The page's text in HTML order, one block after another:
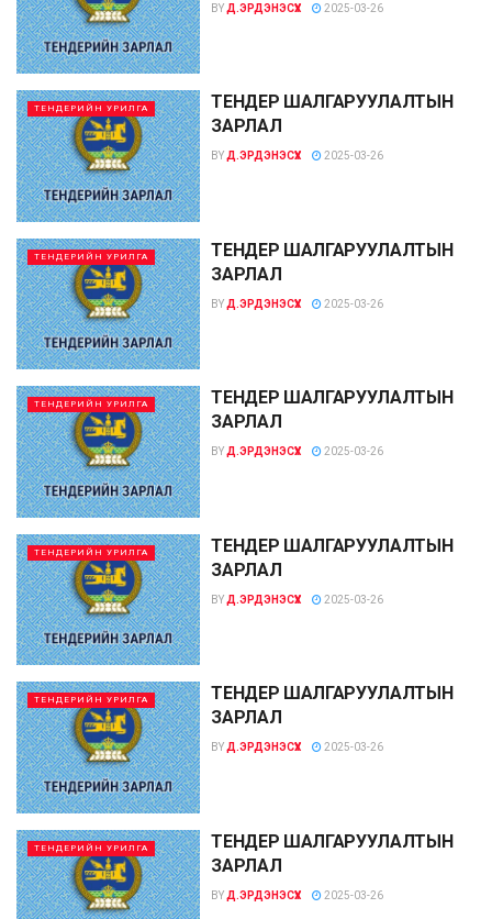
BY Д.ЭРДЭНЭСҮХ 2025-03-26
ТЕНДЕРИЙН УРИЛГА
ТЕНДЕР ШАЛГАРУУЛАЛТЫН
ЗАРЛАЛ
BY Д.ЭРДЭНЭСҮХ 2025-03-26
ТЕНДЕРИЙН УРИЛГА
ТЕНДЕР ШАЛГАРУУЛАЛТЫН
ЗАРЛАЛ
BY Д.ЭРДЭНЭСҮХ 2025-03-26
ТЕНДЕРИЙН УРИЛГА
ТЕНДЕР ШАЛГАРУУЛАЛТЫН
ЗАРЛАЛ
BY Д.ЭРДЭНЭСҮХ 2025-03-26
ТЕНДЕРИЙН УРИЛГА
ТЕНДЕР ШАЛГАРУУЛАЛТЫН
ЗАРЛАЛ
BY Д.ЭРДЭНЭСҮХ 2025-03-26
ТЕНДЕРИЙН УРИЛГА
ТЕНДЕР ШАЛГАРУУЛАЛТЫН
ЗАРЛАЛ
BYД.ЭРДЭНЭСҮХ 2025-03-26
ТЕНДЕРИЙН УРИЛГА
ТЕНДЕР ШАЛГАРУУЛАЛТЫН
ЗАРЛАЛ
BY Д.ЭРДЭНЭСҮХ 2025-03-26